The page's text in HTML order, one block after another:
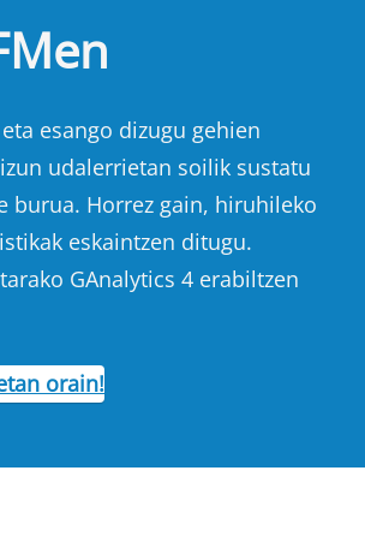
esango dizugu gehien
udalerrietan soilik sustatu
burua. Horrez gain, hiruhileko
eskaintzen ditugu.
GAnalytics 4 erabiltzen
orain!